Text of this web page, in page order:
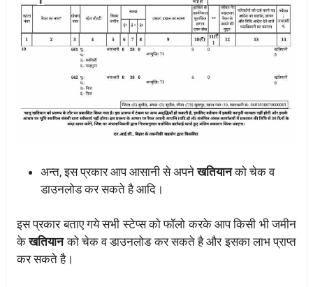
अन्त, इस प्रकार आप आसानी से अपनेखतियानको चेक व
डाउनलोड कर सकते है आदि।
इस प्रकार बताए गये सभी स्टेप्स को फॉलो करके आप किसी भी जमीन
केखतियानको चेक व डाउनलोड कर सकते है और इसका लाभ प्राप्त
कर सकते है।